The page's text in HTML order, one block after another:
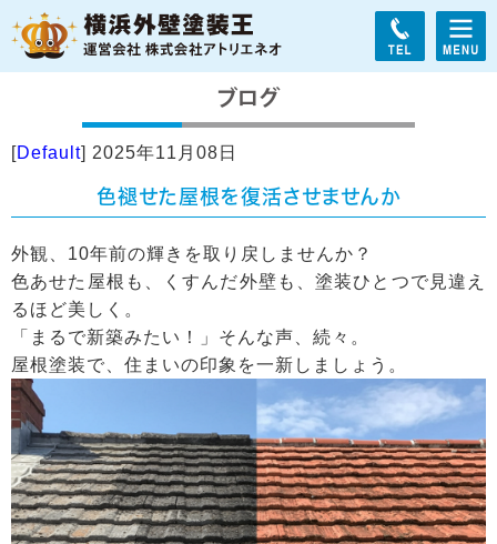
[Default] 2025年11月08日
色褪せた屋根を復活させませんか
外観、10年前の輝きを取り戻しませんか？
色あせた屋根も、くすんだ外壁も、塗装ひとつで見違え
るほど美しく。
「まるで新築みたい！」そんな声、続々。
屋根塗装で、住まいの印象を一新しましょう。